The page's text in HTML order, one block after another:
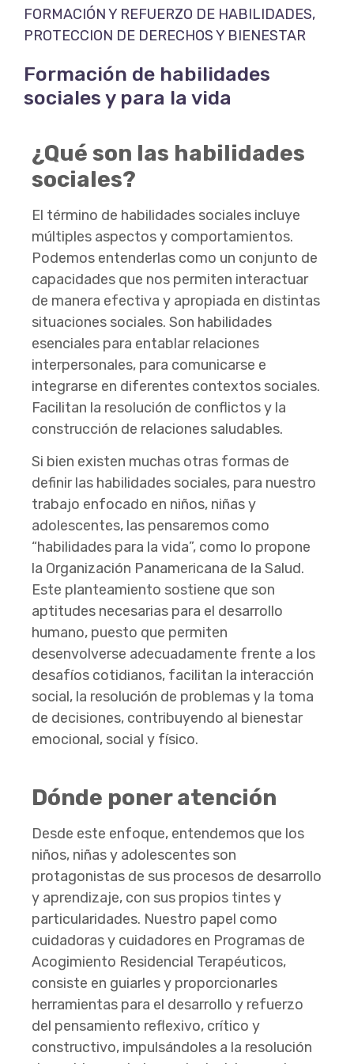
FORMACIÓN Y REFUERZO DE HABILIDADES,
PROTECCION DE DERECHOS Y BIENESTAR
Formación de habilidades
sociales y para la vida
¿Qué son las habilidades
sociales?
El término de habilidades sociales incluye
múltiples aspectos y comportamientos.
Podemos entenderlas como un conjunto de
capacidades que nos permiten interactuar
de manera efectiva y apropiada en distintas
situaciones sociales. Son habilidades
esenciales para entablar relaciones
interpersonales, para comunicarse e
integrarse en diferentes contextos sociales.
Facilitan la resolución de conflictos y la
construcción de relaciones saludables.
Si bien existen muchas otras formas de
definir las habilidades sociales, para nuestro
trabajo enfocado en niños, niñas y
adolescentes, las pensaremos como
“habilidades para la vida”, como lo propone
la Organización Panamericana de la Salud.
Este planteamiento sostiene que son
aptitudes necesarias para el desarrollo
humano, puesto que permiten
desenvolverse adecuadamente frente a los
desafíos cotidianos, facilitan la interacción
social, la resolución de problemas y la toma
de decisiones, contribuyendo al bienestar
emocional, social y físico.
Dónde poner atención
Desde este enfoque, entendemos que los
niños, niñas y adolescentes son
protagonistas de sus procesos de desarrollo
y aprendizaje, con sus propios tintes y
particularidades. Nuestro papel como
cuidadoras y cuidadores en Programas de
Acogimiento Residencial Terapéuticos,
consiste en guiarles y proporcionarles
herramientas para el desarrollo y refuerzo
del pensamiento reflexivo, crítico y
constructivo, impulsándoles a la resolución